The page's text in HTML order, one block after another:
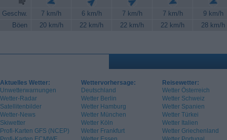
Geschw. 7 km/h 6 km/h 7 km/h 7 km/h
9 km/h
Böen
20 km/h 22 km/h 22 km/h 22 km/h 28 km/h
Aktuelles Wetter:
Unwetterwarnungen
Wetter-Radar
Satellitenbilder
Wetter-News
Skiwetter
Profi-Karten GFS (NCEP)
Wettervorhersage:
Deutschland
Wetter Berlin
Wetter Hamburg
Wetter München
Wetter Köln
Wetter Frankfurt
Reisewetter:
Wetter Österreich
Wetter Schweiz
Wetter Spanien
Wetter Türkei
Wetter Italien
Wetter Griechenland